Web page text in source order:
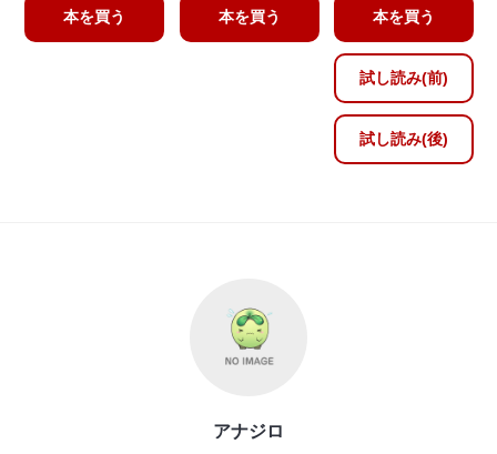
本を買う 本を買う 本を買う
試し読み(前)
試し読み(後)
アナジロ